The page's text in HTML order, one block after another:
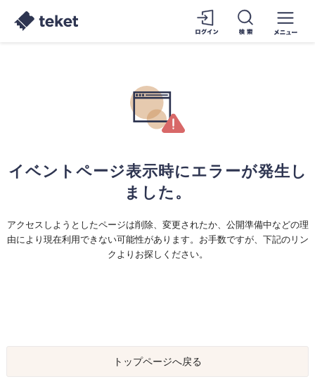
イベントページ表示時にエラーが発生し
ました。
アクセスしようとしたページは削除、変更されたか、公開準備中などの理
由により現在利用できない可能性があります。お手数ですが、下記のリン
クよりお探しください。
トップページへ戻る